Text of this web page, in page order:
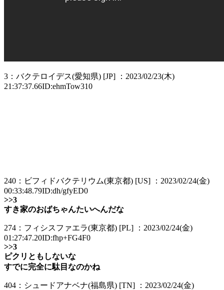
3：バクテロイデス(愛知県) [JP] ：2023/02/23(木)
21:37:37.66ID:ehmTow310
240：ビフィドバクテリウム(東京都) [US] ：2023/02/24(金)
00:33:48.79ID:dh/gfyED0
>>3
すき家のおばちゃんたいへんだな
274：フィシスファエラ(東京都) [PL] ：2023/02/24(金)
01:27:47.20ID:fhp+FG4F0
>>3
ピクリともしないな
すでに完全に駄目なのかね
404：シュードアナベナ(福島県) [TN] ：2023/02/24(金)